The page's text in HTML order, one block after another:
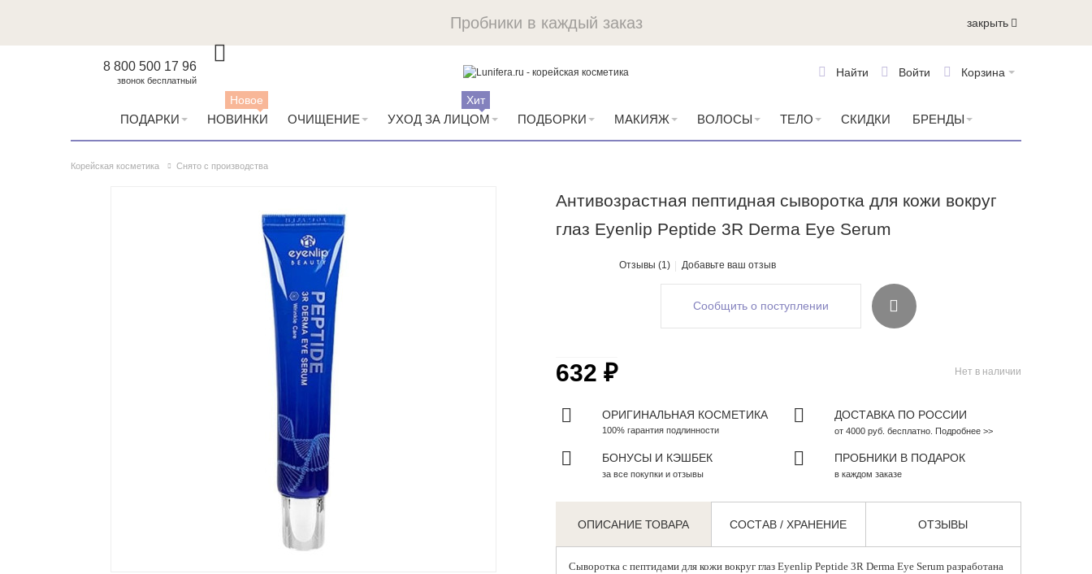
Пробники в каждый заказ закрыть
8 800 500 17 96
звонок бесплатный
Корзина
Войти
Найти
ПОДАРКИ НОВИНКИ
Новое
ОЧИЩЕНИЕ УХОД ЗА ЛИЦОМ
Хит
ПОДБОРКИ МАКИЯЖ ВОЛОСЫ ТЕЛО СКИДКИ БРЕНДЫ
Корейская косметика Снято с производства
Антивозрастная пептидная сыворотка для кожи вокруг
глаз Eyenlip Peptide 3R Derma Eye Serum
Отзывы (1) Добавьте ваш отзыв
Сообщить о поступлении
Нет в наличии
632 ₽
ОРИГИНАЛЬНАЯ КОСМЕТИКА
100% гарантия подлинности
ДОСТАВКА ПО РОССИИ
от 4000 руб. бесплатно. Подробнее >>
БОНУСЫ И КЭШБЕК
за все покупки и отзывы
ПРОБНИКИ В ПОДАРОК
в каждом заказе
ОПИСАНИЕ ТОВАРА СОСТАВ / ХРАНЕНИЕ ОТЗЫВЫ
Сыворотка с пептидами для кожи вокруг глазEyenlip Peptide 3R Derma Eye Serum разработана